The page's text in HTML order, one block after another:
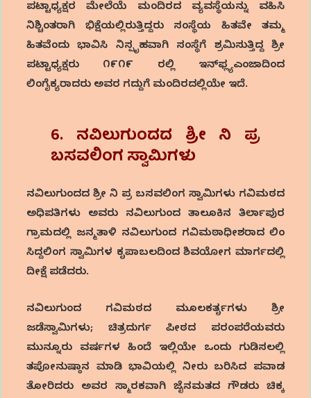
ಪಟ್ಟಾಧ್ಯಕ್ಷರ ಮೇಲೆಯೆ ಮಂದಿರದ ವ್ಯವಸ್ಥೆಯನ್ನು ವಹಿಸಿ
ನಿಶ್ಚಿಂತರಾಗಿ ಭಿಕ್ಷೆಯಲ್ಲಿರುತ್ತಿದ್ದರು ಸಂಸ್ಥೆಯ ಹಿತವೇ ತಮ್ಮ
ಹಿತವೆಂದು ಭಾವಿಸಿ ನಿಸ್ಪೃಹವಾಗಿ ಸಂಸ್ಥೆಗೆ ಶ್ರಮಿಸುತ್ತಿದ್ದ ಶ್ರೀ
ಪಟ್ಟಾಧ್ಯಕ್ಷರು ೧೯೧೯ ರಲ್ಲಿ ಇನ್‌ಫ್ಲ್ಯಎಂಜಾದಿಂದ
ಲಿಂಗೈಕ್ಯರಾದರು ಅವರ ಗದ್ದುಗೆ ಮಂದಿರದಲ್ಲಿಯೇ ಇದೆ.
6. ನವಿಲುಗುಂದದ ಶ್ರೀ ನಿ ಪ್ರ
ಬಸವಲಿಂಗಸ್ವಾಮಿಗಳು
ನವಿಲುಗುಂದದ ಶ್ರೀ ನಿ ಪ್ರ ಬಸವಲಿಂಗ ಸ್ವಾಮಿಗಳು ಗವಿಮಠದ
ಅಧಿಪತಿಗಳು ಅವರು ನವಿಲುಗುಂದ ತಾಲೂಕಿನ ತಿರ್ಲಾಪುರ
ಗ್ರಾಮದಲ್ಲಿ ಜನ್ಮತಾಳಿ ನವಿಲುಗುಂದ ಗವಿಮಠಾಧೀಶರಾದ ಲಿಂ
ಸಿದ್ದಲಿಂಗ ಸ್ವಾಮಿಗಳ ಕೃಪಾಬಲದಿಂದ ಶಿವಯೋಗ ಮಾರ್ಗದಲ್ಲಿ
ದೀಕ್ಷೆ ಪಡೆದರು.
ನವಿಲುಗುಂದ ಗವಿಮಠದ ಮೂಲಕರ್ತೃಗಳು ಶ್ರೀ
ಜಡೆಸ್ವಾಮಿಗಳು; ಚಿತ್ರದುರ್ಗ ಪೀಠದ ಪರಂಪರೆಯವರು
ಮುನ್ನೂರು ವರ್ಷಗಳ ಹಿಂದೆ ಇಲ್ಲಿಯೇ ಒಂದು ಗುಡಿಸಲಲ್ಲಿ
ತಪೋನುಷ್ಠಾನ ಮಾಡಿ ಭಾವಿಯಲ್ಲಿ ನೀರು ಬರಿಸಿದ ಪವಾಡ
ತೋರಿದರು ಅವರ ಸ್ಮಾರಕವಾಗಿ ಜೈನಮತದ ಗೌಡರು ಚಿಕ್ಕ